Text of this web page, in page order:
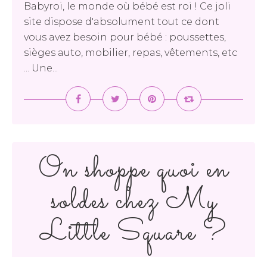
Babyroi, le monde où bébé est roi ! Ce joli
site dispose d'absolument tout ce dont
vous avez besoin pour bébé : poussettes,
sièges auto, mobilier, repas, vêtements, etc
... Une...
On shoppe quoi en
soldes chez My
Little Square ?